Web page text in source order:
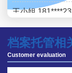
王小姐
陈先生
李先生
程女士
档案托管相
Customer evaluation